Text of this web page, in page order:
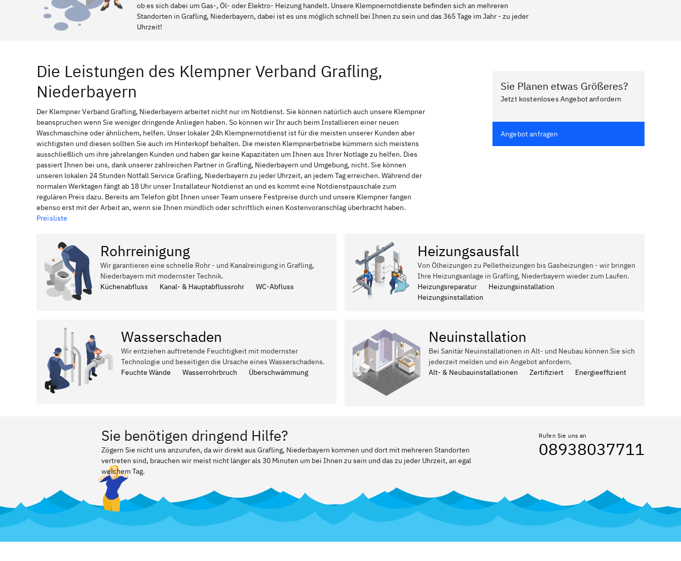
ob es sich dabei um Gas-, Öl- oder Elektro- Heizung handelt. Unsere Klempnernotdienste befinden sich an mehreren
Standorten in Grafling, Niederbayern, dabei ist es uns möglich schnell bei Ihnen zu sein und das 365 Tage im Jahr - zu jeder
Uhrzeit!
Die Leistungen des Klempner Verband Grafling,
Niederbayern
Der Klempner Verband Grafling, Niederbayern arbeitet nicht nur im Notdienst. Sie können natürlich auch unsere Klempner
beanspruchen wenn Sie weniger dringende Anliegen haben. So können wir Ihr auch beim Installieren einer neuen
Waschmaschine oder ähnlichem, helfen. Unser lokaler 24h Klempnernotdienst ist für die meisten unserer Kunden aber
wichtigsten und diesen sollten Sie auch im Hinterkopf behalten. Die meisten Klempnerbetriebe kümmern sich meistens
ausschließlich um ihre jahrelangen Kunden und haben gar keine Kapazitäten um Ihnen aus Ihrer Notlage zu helfen. Dies
passiert Ihnen bei uns, dank unserer zahlreichen Partner in Grafling, Niederbayern und Umgebung, nicht. Sie können
unseren lokalen 24 Stunden Notfall Service Grafling, Niederbayern zu jeder Uhrzeit, an jedem Tag erreichen. Während der
normalen Werktagen fängt ab 18 Uhr unser Installateur Notdienst an und es kommt eine Notdienstpauschale zum
regulären Preis dazu. Bereits am Telefon gibt Ihnen unser Team unsere Festpreise durch und unsere Klempner fangen
ebenso erst mit der Arbeit an, wenn sie Ihnen mündlich oder schriftlich einen Kostenvoranschlag überbracht haben.
Preisliste
Sie Planen etwas Größeres?
Jetzt kostenloses Angebot anfordern
Angebot anfragen
Rohrreinigung
Wir garantieren eine schnelle Rohr - und Kanalreinigung in Grafling,
Niederbayern mit modernster Technik.
Küchenabfluss
Kanal- & Hauptabflussrohr WC-Abfluss
Heizungsausfall
Von Ölheizungen zu Pelletheizungen bis Gasheizungen - wir bringen
Ihre Heizungsanlage in Grafling, Niederbayern wieder zum Laufen.
Heizungsreparatur
Heizungsinstallation
Heizungsinstallation
Wasserschaden
Wir entziehen auftretende Feuchtigkeit mit modernster
Technologie und beseitigen die Ursache eines Wasserschadens.
Feuchte Wände
Wasserrohrbruch Überschwämmung
Neuinstallation
Bei Sanitär Neuinstallationen in Alt- und Neubau können Sie sich
jederzeit melden und ein Angebot anfordern.
Alt- & Neubauinstallationen
Zertifiziert Energieeffizient
Sie benötigen dringend Hilfe?
Zögern Sie nicht uns anzurufen, da wir direkt aus Grafling, Niederbayern kommen und dort mit mehreren Standorten
vertreten sind, brauchen wir meist nicht länger als 30 Minuten um bei Ihnen zu sein und das zu jeder Uhrzeit, an egal
welchem Tag.
Rufen Sie uns an
08938037711